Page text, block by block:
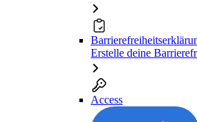
Erstelle deine
Access